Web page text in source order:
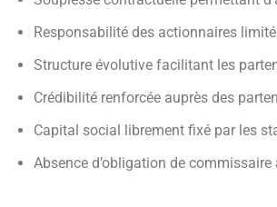
Responsabilité des actionnaires
Structure évolutive facilitant les
Crédibilité renforcée auprès des
Capital social librement fixé par les
Absence d’obligation de